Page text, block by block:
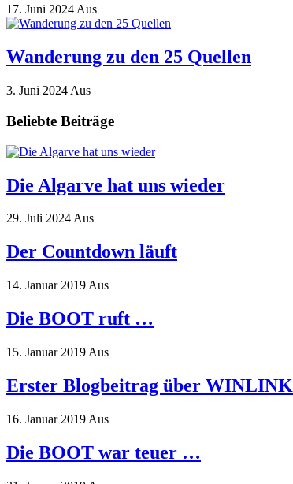
17. Juni 2024Aus
Wanderung zu den 25 Quellen
3. Juni 2024 Aus
Beliebte Beiträge
Die Algarve hat uns wieder
29. Juli 2024Aus
Der Countdown läuft
14. Januar 2019 Aus
Die BOOT ruft …
15. Januar 2019 Aus
Erster Blogbeitrag über WINLINK
16. Januar 2019 Aus
Die BOOT war teuer …